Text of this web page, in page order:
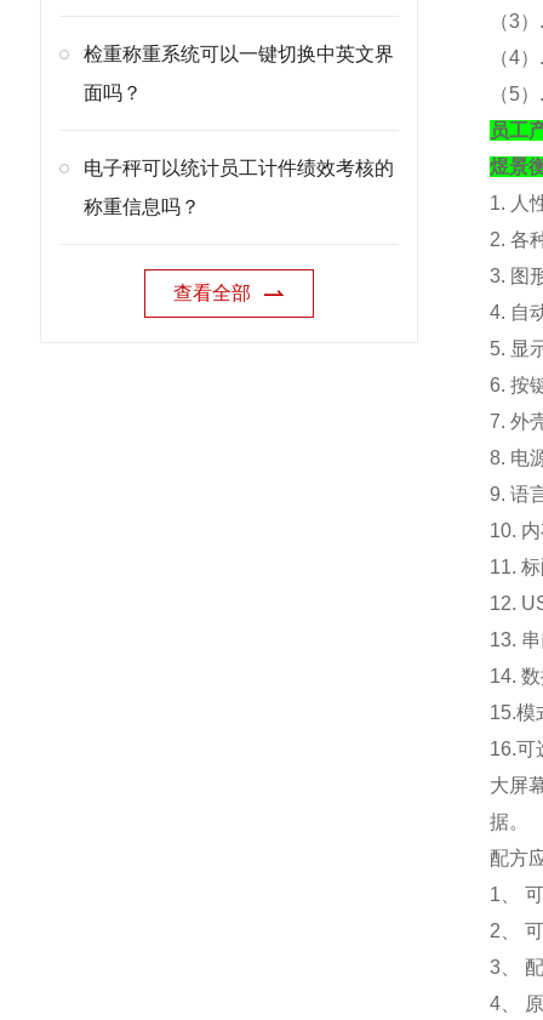
检重称重系统可以一键切换中英文界
面吗？
电子秤可以统计员工计件绩效考核的
称重信息吗？
查看全部
（3）
（4）
（5
员工
煜景
1. 人
2. 各
3. 图
4. 自
5. 显
6. 按
7. 外
8. 电
9. 语
10.
11.
12.
13.
14.
15.模
16.可
大屏
据。
配方
1、
2、 可
3、
4、